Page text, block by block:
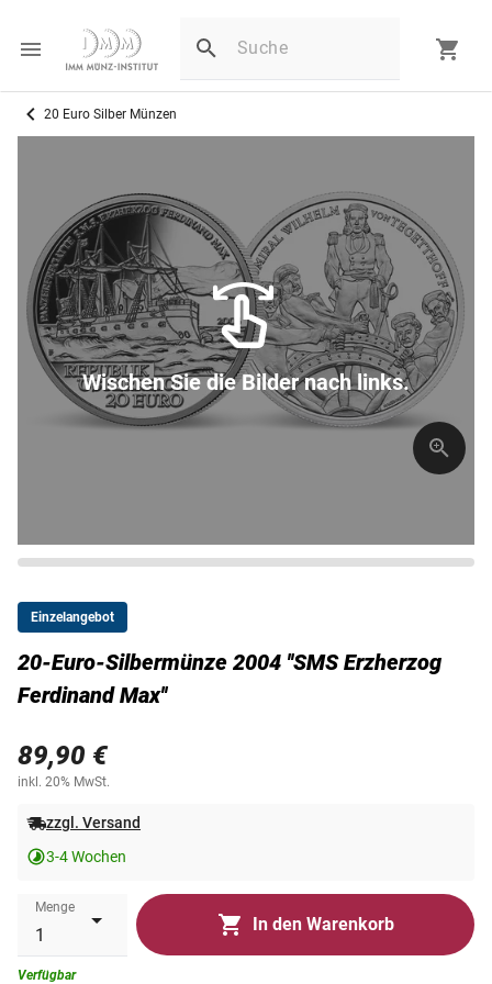
20 Euro Silber Münzen
Wischen Sie die Bilder nach links.
Einzelangebot
20-Euro-Silbermünze 2004 ''SMS Erzherzog
Ferdinand Max''
89,90 €
inkl. 20% MwSt.
zzgl. Versand
3-4 Wochen
Menge
In den Warenkorb
Verfügbar